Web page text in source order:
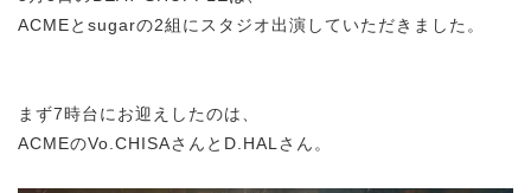
ACMEとsugarの2組にスタジオ出演していただきました。
まず7時台にお迎えしたのは、
ACMEのVo.CHISAさんとD.HALさん。